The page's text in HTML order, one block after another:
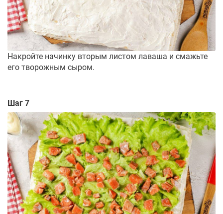
Накройте начинку вторым листом лаваша и смажьте
его творожным сыром.
Шаг 7